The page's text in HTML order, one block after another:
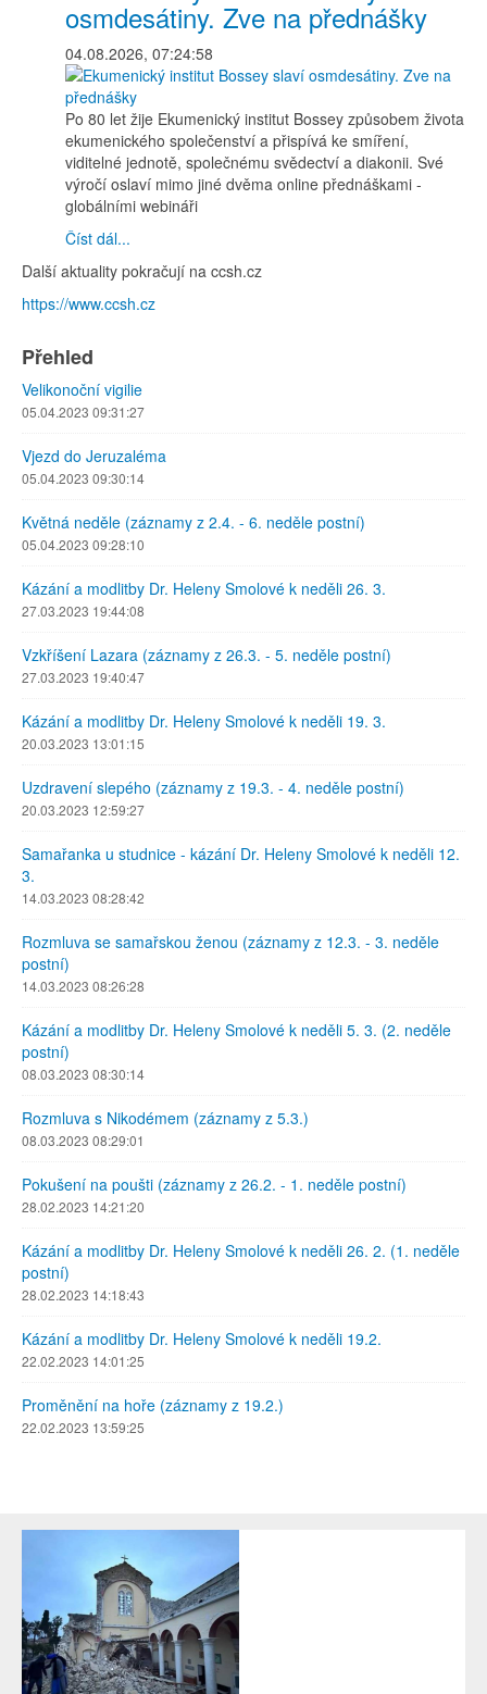
osmdesátiny. Zve na přednášky
04.08.2026, 07:24:58
Po 80 let žije Ekumenický institut Bossey způsobem života
ekumenického společenství a přispívá ke smíření,
viditelné jednotě, společnému svědectví a diakonii. Své
výročí oslaví mimo jiné dvěma online přednáškami -
globálními webináři
Číst dál...
Další aktuality pokračují na ccsh.cz
https://www.ccsh.cz
Přehled
Velikonoční vigilie
05.04.2023 09:31:27
Vjezd do Jeruzaléma
05.04.2023 09:30:14
Květná neděle (záznamy z 2.4. - 6. neděle postní)
05.04.2023 09:28:10
Kázání a modlitby Dr. Heleny Smolové k neděli 26. 3.
27.03.2023 19:44:08
Vzkříšení Lazara (záznamy z 26.3. - 5. neděle postní)
27.03.2023 19:40:47
Kázání a modlitby Dr. Heleny Smolové k neděli 19. 3.
20.03.2023 13:01:15
Uzdravení slepého (záznamy z 19.3. - 4. neděle postní)
20.03.2023 12:59:27
Samařanka u studnice - kázání Dr. Heleny Smolové k neděli 12.
3.
14.03.2023 08:28:42
Rozmluva se samařskou ženou (záznamy z 12.3. - 3. neděle
postní)
14.03.2023 08:26:28
Kázání a modlitby Dr. Heleny Smolové k neděli 5. 3. (2. neděle
postní)
08.03.2023 08:30:14
Rozmluva s Nikodémem (záznamy z 5.3.)
08.03.2023 08:29:01
Pokušení na poušti (záznamy z 26.2. - 1. neděle postní)
28.02.2023 14:21:20
Kázání a modlitby Dr. Heleny Smolové k neděli 26. 2. (1. neděle
postní)
28.02.2023 14:18:43
Kázání a modlitby Dr. Heleny Smolové k neděli 19.2.
22.02.2023 14:01:25
Proměnění na hoře (záznamy z 19.2.)
22.02.2023 13:59:25